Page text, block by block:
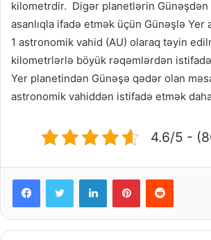
kilometrdir. Digər planetlərin Günəşdən
asanlıqla ifadə etmək üçün Günəşlə Yer
1 astronomik vahid (AU) olaraq təyin
kilometrlərlə böyük rəqəmlərdən
Yer planetindən Günəşə qədər olan
astronomik vahiddən istifadə etmək
4.6/5 -
FacebookTwitter LinkedInPinterestReddit